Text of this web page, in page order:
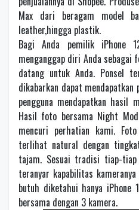
Max dari beragam model
leather,hingga plastik.
Bagi Anda pemilik iPhone
menganggap diri Anda
datang untuk Anda. Ponsel
dikabarkan dapat mendapatkan
pengguna mendapatkan hasil
Hasil foto bersama Night
mencuri perhatian kami.
terlihat natural dengan
tajam. Sesuai tradisi tiap-tiap
teranyar kapabilitas
butuh diketahui hanya iPhone
bersama dengan 3 kamera.